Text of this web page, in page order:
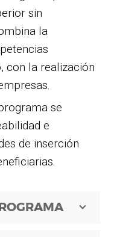
sin
la
con la realización
se
e
de inserción